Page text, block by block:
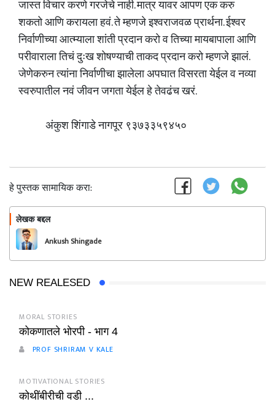
जास्त विचार करणे गरजेचे नाही. मात्र यावर आपण एक करु
शकतो आणि करायला हवं. ते म्हणजे इश्वराजवळ प्रार्थना. ईश्वर
निर्वाणीच्या आत्म्याला शांती प्रदान करो व तिच्या मायबापाला आणि
परीवाराला तिचं दुःख शोषण्याची ताकद प्रदान करो म्हणजे झालं.
जेणेकरुन त्यांना निर्वाणीचा झालेला अपघात विसरता येईल व नव्या
स्वरुपातील नवं जीवन जगता येईल हे तेवढंच खरं.
अंकुश शिंगाडे नागपूर ९३७३३५९४५०
हे पुस्तक सामायिक करा:
लेखक बद्दल
Ankush Shingade
NEW REALESED
MORAL STORIES
कोकणातले भोरपी - भाग 4
PROF SHRIRAM V KALE
MOTIVATIONAL STORIES
कोथींबीरीची वडी ...